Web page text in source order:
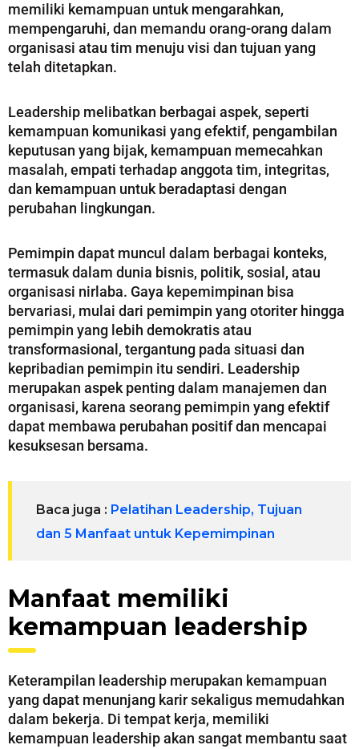
memiliki kemampuan untuk mengarahkan,
mempengaruhi, dan memandu orang-orang dalam
organisasi atau tim menuju visi dan tujuan yang
telah ditetapkan.
Leadership melibatkan berbagai aspek, seperti
kemampuan komunikasi yang efektif, pengambilan
keputusan yang bijak, kemampuan memecahkan
masalah, empati terhadap anggota tim, integritas,
dan kemampuan untuk beradaptasi dengan
perubahan lingkungan.
Pemimpin dapat muncul dalam berbagai konteks,
termasuk dalam dunia bisnis, politik, sosial, atau
organisasi nirlaba. Gaya kepemimpinan bisa
bervariasi, mulai dari pemimpin yang otoriter hingga
pemimpin yang lebih demokratis atau
transformasional, tergantung pada situasi dan
kepribadian pemimpin itu sendiri. Leadership
merupakan aspek penting dalam manajemen dan
organisasi, karena seorang pemimpin yang efektif
dapat membawa perubahan positif dan mencapai
kesuksesan bersama.
Baca juga : Pelatihan Leadership, Tujuan
dan 5 Manfaat untuk Kepemimpinan
Manfaat memiliki
kemampuan leadership
Keterampilan leadership merupakan kemampuan
yang dapat menunjang karir sekaligus memudahkan
dalam bekerja. Di tempat kerja, memiliki
kemampuan leadership akan sangat membantu saat